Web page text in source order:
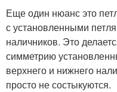
Еще один нюанс это
с установленными
наличников. Это
симметрию
верхнего и нижнего
просто не состыкуются.